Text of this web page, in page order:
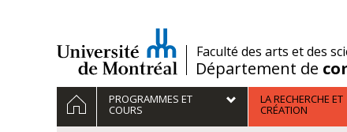
/Faculté des arts et des
Département de
Navigation
principale
ACCUEILPROGRAMMES ET
COURS
LA RECHERCHE ET
CRÉATION